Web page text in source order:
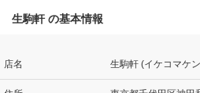
生駒軒 の基本情報
店名 生駒軒 (イケコマケ